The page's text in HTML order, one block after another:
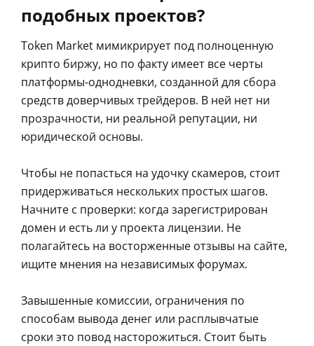
подобных проектов?
Token Market мимикрирует под полноценную
крипто биржу, но по факту имеет все черты
платформы-однодневки, созданной для сбора
средств доверчивых трейдеров. В ней нет ни
прозрачности, ни реальной репутации, ни
юридической основы.
Чтобы не попасться на удочку скамеров, стоит
придерживаться нескольких простых шагов.
Начните с проверки: когда зарегистрирован
домен и есть ли у проекта лицензии. Не
полагайтесь на восторженные отзывы на сайте,
ищите мнения на независимых форумах.
Завышенные комиссии, ограничения по
способам вывода денег или расплывчатые
сроки это повод насторожиться. Стоит быть